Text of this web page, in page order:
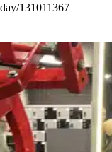
131011367